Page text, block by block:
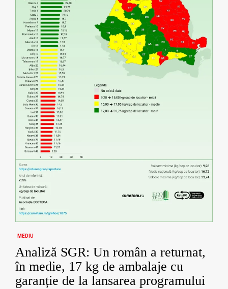
MEDIU
Analiză SGR: Un român a returnat,
în medie, 17 kg de ambalaje cu
garanție de la lansarea programului